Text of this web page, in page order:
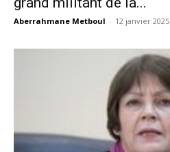
Aberrahmane Metboul - 12 janvier 2025